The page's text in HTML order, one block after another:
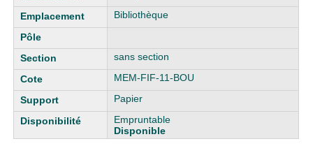
Bibliothèque
sans section
MEM-FIF-11-BOU
Papier
Empruntable
Disponible